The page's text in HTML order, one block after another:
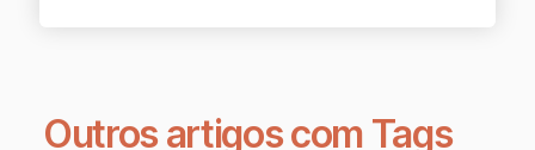
Outros artigos com Tags